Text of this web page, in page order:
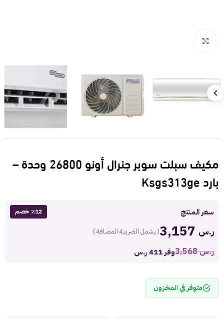
مكيف سبلت سوبر جنرال أونو 26800 وحدة –
بارد Ksgs313ge
سعر المنتج ٪12 خصم
ر.س ( يشمل الضريبة المضافة )
ر.س3,568 وفر 411 ر.س
متوفر في المخزون